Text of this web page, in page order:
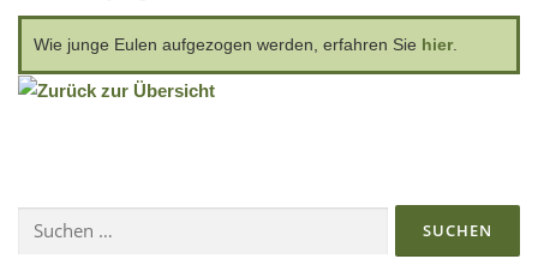
Wie junge Eulen aufgezogen werden, erfahren Sie hier.
nach: